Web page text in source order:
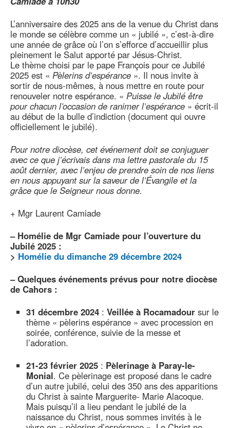
L’anniversaire des 2025 ans de la venue du Christ dans
le monde se célèbre comme un « jubilé », c’est-à-dire
une année de grâce où l’on s’efforce d’accueillir plus
pleinement le Salut apporté par Jésus-Christ.
Le thème choisi par le pape François pour ce Jubilé
2025 est « Pèlerins d’espérance ». Il nous invite à
sortir de nous-mêmes, à nous mettre en route pour
renouveler notre espérance. « Puisse le Jubilé être
pour chacun l’occasion de ranimer l’espérance » écrit-il
au début de la bulle d’indiction (document qui ouvre
officiellement le jubilé).
Pour notre diocèse, cet événement doit se conjuguer
avec ce que j’écrivais dans ma lettre pastorale du 15
août dernier, avec l’enjeu de prendre soin de nos liens
en nous appuyant sur la saveur de l’Évangile et la
grâce que le Seigneur nous donne.
+ Mgr Laurent Camiade
– Homélie de Mgr Camiade pour l’ouverture du
Jubilé 2025 :
> Homélie du dimanche 29 décembre 2024
– Quelques événements prévus pour notre diocèse
de Cahors :
31 décembre 2024 : Veillée à Rocamadour sur le
thème « pèlerins espérance » avec procession en
soirée, conférence, suivie de la messe et
l’adoration.
21-23 février 2025 : Pèlerinage à Paray-le-
Monial. Ce pèlerinage est proposé dans le cadre
d’un autre jubilé, celui des 350 ans des apparitions
du Christ à sainte Marguerite- Marie Alacoque.
Mais puisqu’il a lieu pendant le jubilé de la
naissance du Christ, nous sommes invités à le